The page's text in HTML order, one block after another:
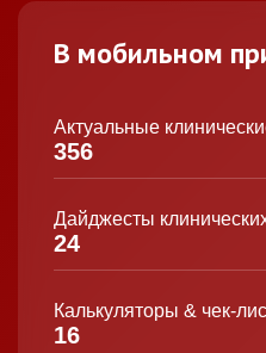
В мобильном
Актуальные
356
Дайджесты
24
Калькуляторы & чек-
16